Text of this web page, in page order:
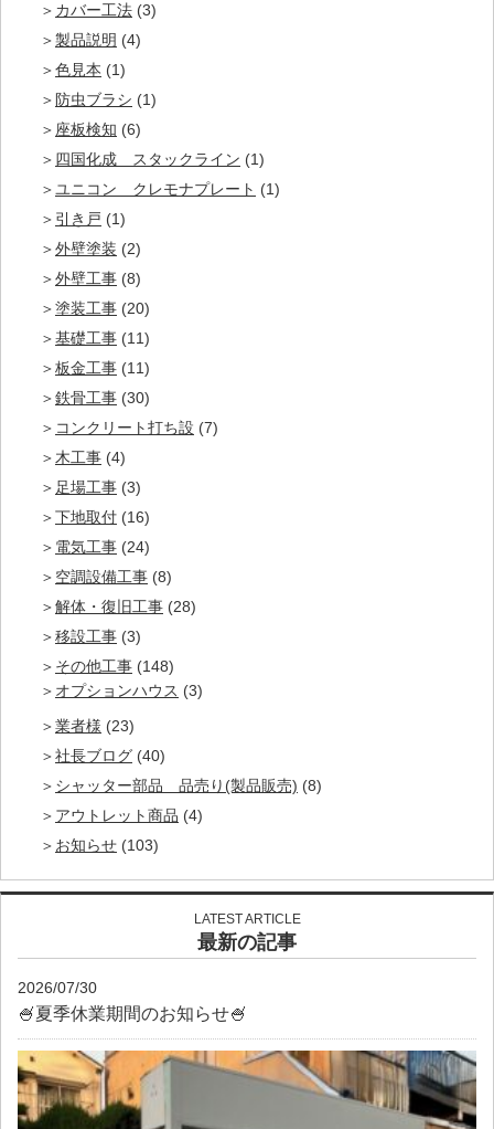
カバー工法 (3)
製品説明 (4)
色見本 (1)
防虫ブラシ (1)
座板検知 (6)
四国化成 スタックライン (1)
ユニコン クレモナプレート (1)
引き戸 (1)
外壁塗装 (2)
外壁工事 (8)
塗装工事 (20)
基礎工事 (11)
板金工事 (11)
鉄骨工事 (30)
コンクリート打ち設 (7)
木工事 (4)
足場工事 (3)
下地取付 (16)
電気工事 (24)
空調設備工事 (8)
解体・復旧工事 (28)
移設工事 (3)
その他工事 (148)
オプションハウス (3)
業者様 (23)
社長ブログ (40)
シャッター部品 品売り(製品販売) (8)
アウトレット商品 (4)
お知らせ (103)
LATEST ARTICLE
最新の記事
2026/07/30
🍧夏季休業期間のお知らせ🍧